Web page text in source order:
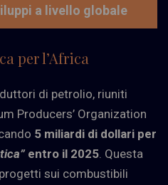
a livello globale
per l’Africa
di petrolio, riuniti
Producers’ Organization
5 miliardi di dollari per
entro il 2025. Questa
sui combustibili